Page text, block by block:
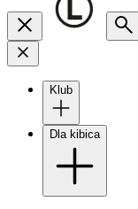
Klub
Dla kibica